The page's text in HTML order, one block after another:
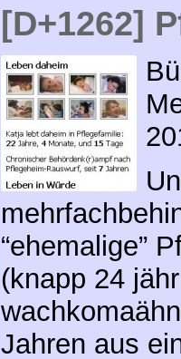
[D+1262]
“ehemalige”
(knapp 24
Jahren aus